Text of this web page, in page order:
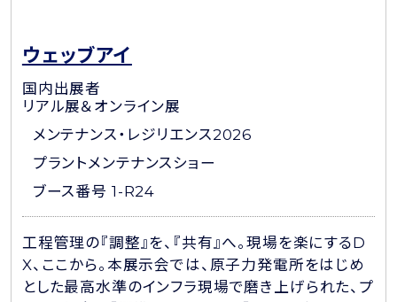
ウェッブアイ
国内出展者
リアル展＆オンライン展
メンテナンス・レジリエンス2026
プラントメンテナンスショー
ブース番号 1-R24
工程管理の『調整』を、『共有』へ。現場を楽にするD
X、ここから。本展示会では、原子力発電所をはじめ
とした最高水準のインフラ現場で磨き上げられた、プ